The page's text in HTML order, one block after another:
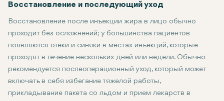
Восстановление и последующий уход
Восстановление после инъекции жира в лицо обычно
проходит без осложнений; у большинства пациентов
появляются отеки и синяки в местах инъекций, которые
проходят в течение нескольких дней или недели. Обычно
рекомендуется послеоперационный уход, который может
включать в себя избегание тяжелой работы,
прикладывание пакета со льдом и прием лекарств в